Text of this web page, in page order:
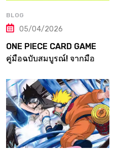
BLOG
05/04/2026
ONE PIECE CARD GAME
คู่มือฉบับสมบูรณ์! จากมือ
วงการการ์ด